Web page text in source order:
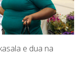
e dua na